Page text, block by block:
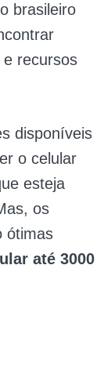
brasileiro
recursos
disponíveis
o celular
esteja
os
ótimas
até 3000